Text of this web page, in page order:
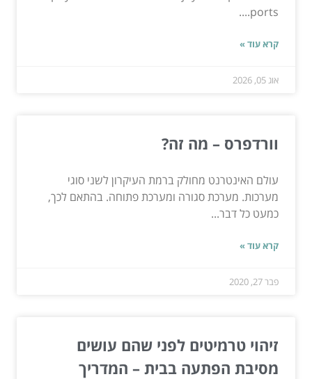
ports....
קרא עוד »
אוג 05, 2026
וורדפרס – מה זה?
עולם האינטרנט מחולק ברמת העיקרון לשני סוגי
מערכות. מערכת סגורה ומערכת פתוחה. בהתאם לכך,
כמעט כל דבר...
קרא עוד »
פבר 27, 2020
זיהוי טרמיטים לפני שהם עושים
מסיבת הפתעה בבית – המדריך